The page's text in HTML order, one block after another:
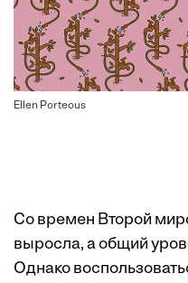
Ellen Porteous
Со времен Второй
выросла, а общий
Однако